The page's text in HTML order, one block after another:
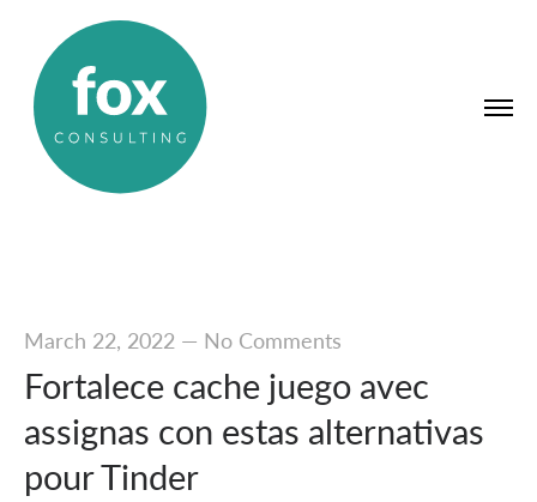
March 22, 2022— No Comments
Fortalece cache juego avec
assignas con estas alternativas
pour Tinder